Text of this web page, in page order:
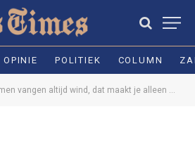
OPINIE POLITIEK COLUMN
vangen altijd wind, dat maakt je alleen maar sterk”